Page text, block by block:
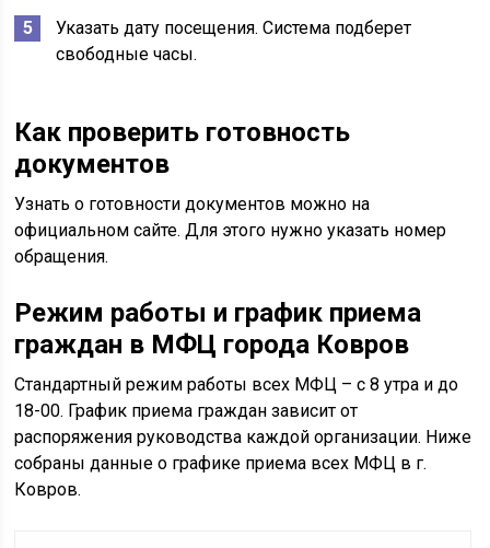
Указать дату посещения. Система подберет
свободные часы.
Как проверить готовность
документов
Узнать о готовности документов можно на
официальном сайте. Для этого нужно указать номер
обращения.
Режим работы и график приема
граждан в МФЦ города Ковров
Стандартный режим работы всех МФЦ – с 8 утра и до
18-00. График приема граждан зависит от
распоряжения руководства каждой организации. Ниже
собраны данные о графике приема всех МФЦ в г.
Ковров.